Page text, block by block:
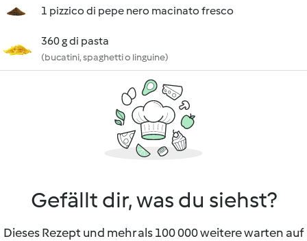
1 pizzico di pepe nero macinato fresco
360 g di pasta
(bucatini, spaghetti o linguine)
Gefällt dir, was du siehst?
Dieses Rezept und mehr als 100 000 weitere warten auf